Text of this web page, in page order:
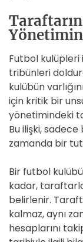
Futbol
tribünleri
kulübün
için kritik bir
yönetimindeki
Bu ilişki,
zamanda bir
Bir futbol
kadar,
belirlenir.
kalmaz, aynı
hesaplarını